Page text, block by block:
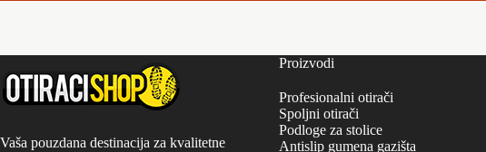
Vaša pouzdana destinacija za kvalitetne
Proizvodi
Profesionalni otirači
Spoljni otirači
Podloge za stolice
Antislip gumena gazišta